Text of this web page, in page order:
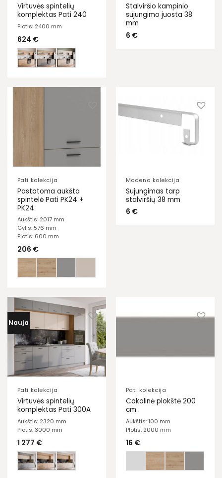
Virtuvės spintelių
komplektas Pati 240
Plotis: 2400 mm
624 €
Stalviršio kampinio
sujungimo juosta 38
mm
6 €
Pati kolekcija
Pastatoma aukšta
spintelė Pati PK24 +
PK24
Aukštis: 2017 mm
Gylis: 576 mm
Plotis: 600 mm
206 €
Modena kolekcija
Sujungimas tarp
stalviršių 38 mm
6 €
Nauja
Pati kolekcija
Virtuvės spintelių
komplektas Pati 300A
Aukštis: 2320 mm
Plotis: 3000 mm
1 277 €
Pati kolekcija
Cokolinė plokštė 200
cm
Aukštis: 100 mm
Plotis: 2000 mm
16 €